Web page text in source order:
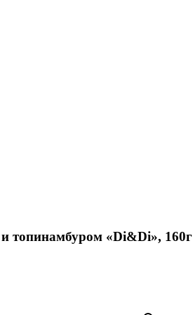
и топинамбуром «Di&Di», 160г